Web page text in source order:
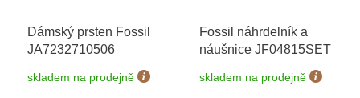
Dámský prsten Fossil
JA7232710506
skladem na prodejně
Fossil náhrdelník a
náušnice JF04815SET
skladem na prodejně